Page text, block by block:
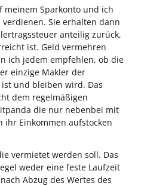
Sparkonto und ich
Sie erhalten dann
anteilig zurück,
ist. Geld vermehren
ich jedem empfehlen, ob die
einzige Makler der
und bleiben wird. Das
dem regelmäßigen
die nur nebenbei mit
ihr Einkommen aufstocken
vermietet werden soll. Das
weder eine feste Laufzeit
Abzug des Wertes des